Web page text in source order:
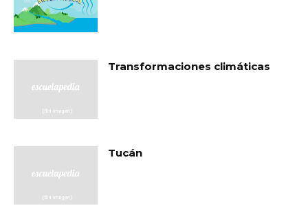
Transformaciones climáticas
Tucán